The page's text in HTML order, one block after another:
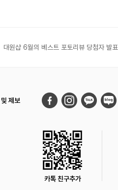
대원샵 6월의 베스트 포토리뷰 당첨자 발표
제보
카톡 친구추가